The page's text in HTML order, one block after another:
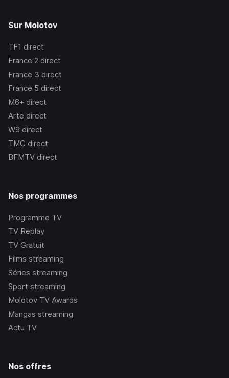
Sur Molotov
TF1 direct
France 2 direct
France 3 direct
France 5 direct
M6+ direct
Arte direct
W9 direct
TMC direct
BFMTV direct
Nos programmes
Programme TV
TV Replay
TV Gratuit
Films streaming
Séries streaming
Sport streaming
Molotov TV Awards
Mangas streaming
Actu TV
Nos offres